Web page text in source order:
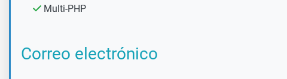
Multi-PHP
Correo electrónico